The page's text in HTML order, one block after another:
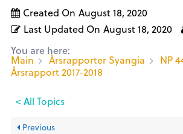
Created On August 18, 2020
Last Updated On August 18, 2020
You are here:
Main Årsrapporter Syangia
NP
Årsrapport 2017-2018
< All Topics
Previous